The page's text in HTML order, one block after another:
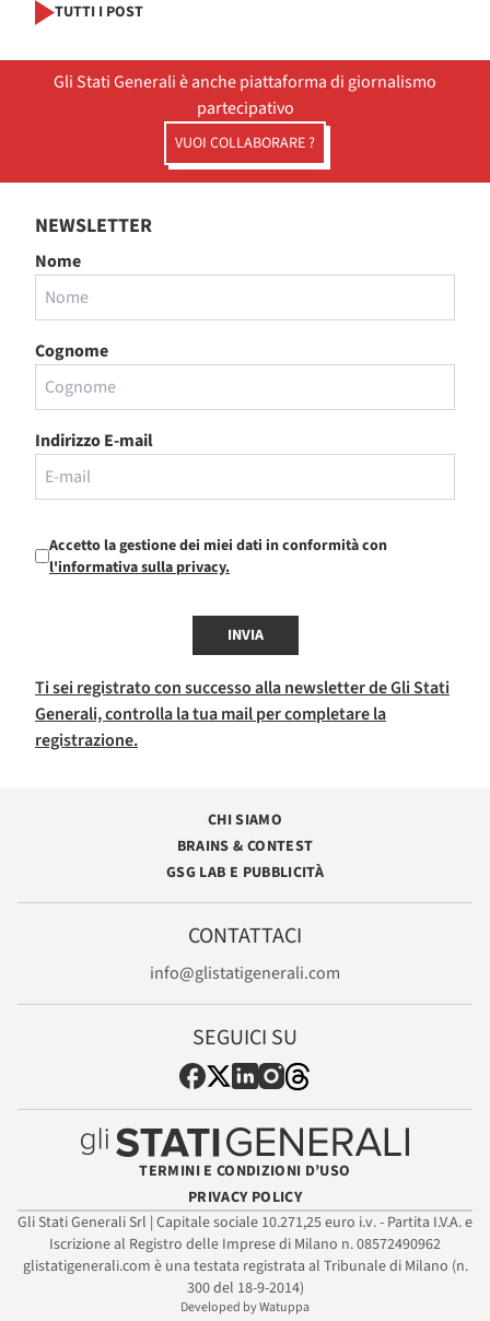
TUTTI I POST
Gli Stati Generali è anche piattaforma di giornalismo
partecipativo
VUOI COLLABORARE ?
NEWSLETTER
Nome
Cognome
Indirizzo E-mail
Accetto la gestione dei miei dati in conformità con
l'informativa sulla privacy.
INVIA
Ti sei registrato con successo alla newsletter de Gli Stati
Generali, controlla la tua mail per completare la
registrazione.
CHI SIAMO
BRAINS & CONTEST
GSG LAB E PUBBLICITÀ
CONTATTACI
info@glistatigenerali.com
SEGUICI SU
TERMINI E CONDIZIONI D’USO
PRIVACY POLICY
Gli Stati Generali Srl | Capitale sociale 10.271,25 euro i.v. - Partita I.V.A. e
Iscrizione al Registro delle Imprese di Milano n. 08572490962
glistatigenerali.com è una testata registrata al Tribunale di Milano (n.
300 del 18-9-2014)
Developed by Watuppa